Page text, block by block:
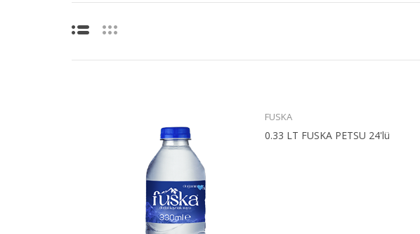
FUSKA
0.33 LT FUSKA PETSU 24'lü